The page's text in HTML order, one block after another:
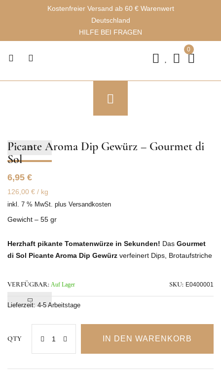
Kostenfreier Versand ab 60 € Warenwert
Deutschland
HILFE BEI FRAGEN
0
Picante Aroma Dip Gewürz – Gourmet di
Sol
6,95 €
126,00 € / kg
inkl. 7 % MwSt. plus Versandkosten
Gewicht – 55 gr
Herzhaft pikante Tomatenwürze in Sekunden! Das Gourmet
di Sol Picante Aroma Dip Gewürz verfeinert Dips, Brotaufstriche
Einsatzideen in der Beschreibung.
VERFÜGBAR: Auf Lager SKU: E0400001
Lieferzeit: 4-5 Arbeitstage
QTY IN DEN WARENKORB